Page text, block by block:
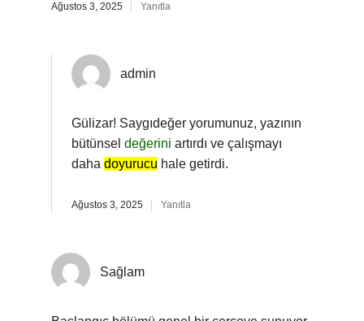
Ağustos 3, 2025 Yanıtla
admin
Gülizar! Saygıdeğer yorumunuz, yazının
bütünsel değerini artırdı ve çalışmayı
daha doyurucu hale getirdi.
Ağustos 3, 2025 Yanıtla
Sağlam